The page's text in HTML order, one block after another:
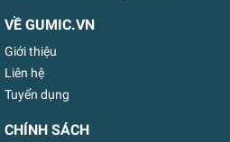
VỀ GUMIC.VN
Giới thiệu
Liên hệ
Tuyển dụng
CHÍNH SÁCH